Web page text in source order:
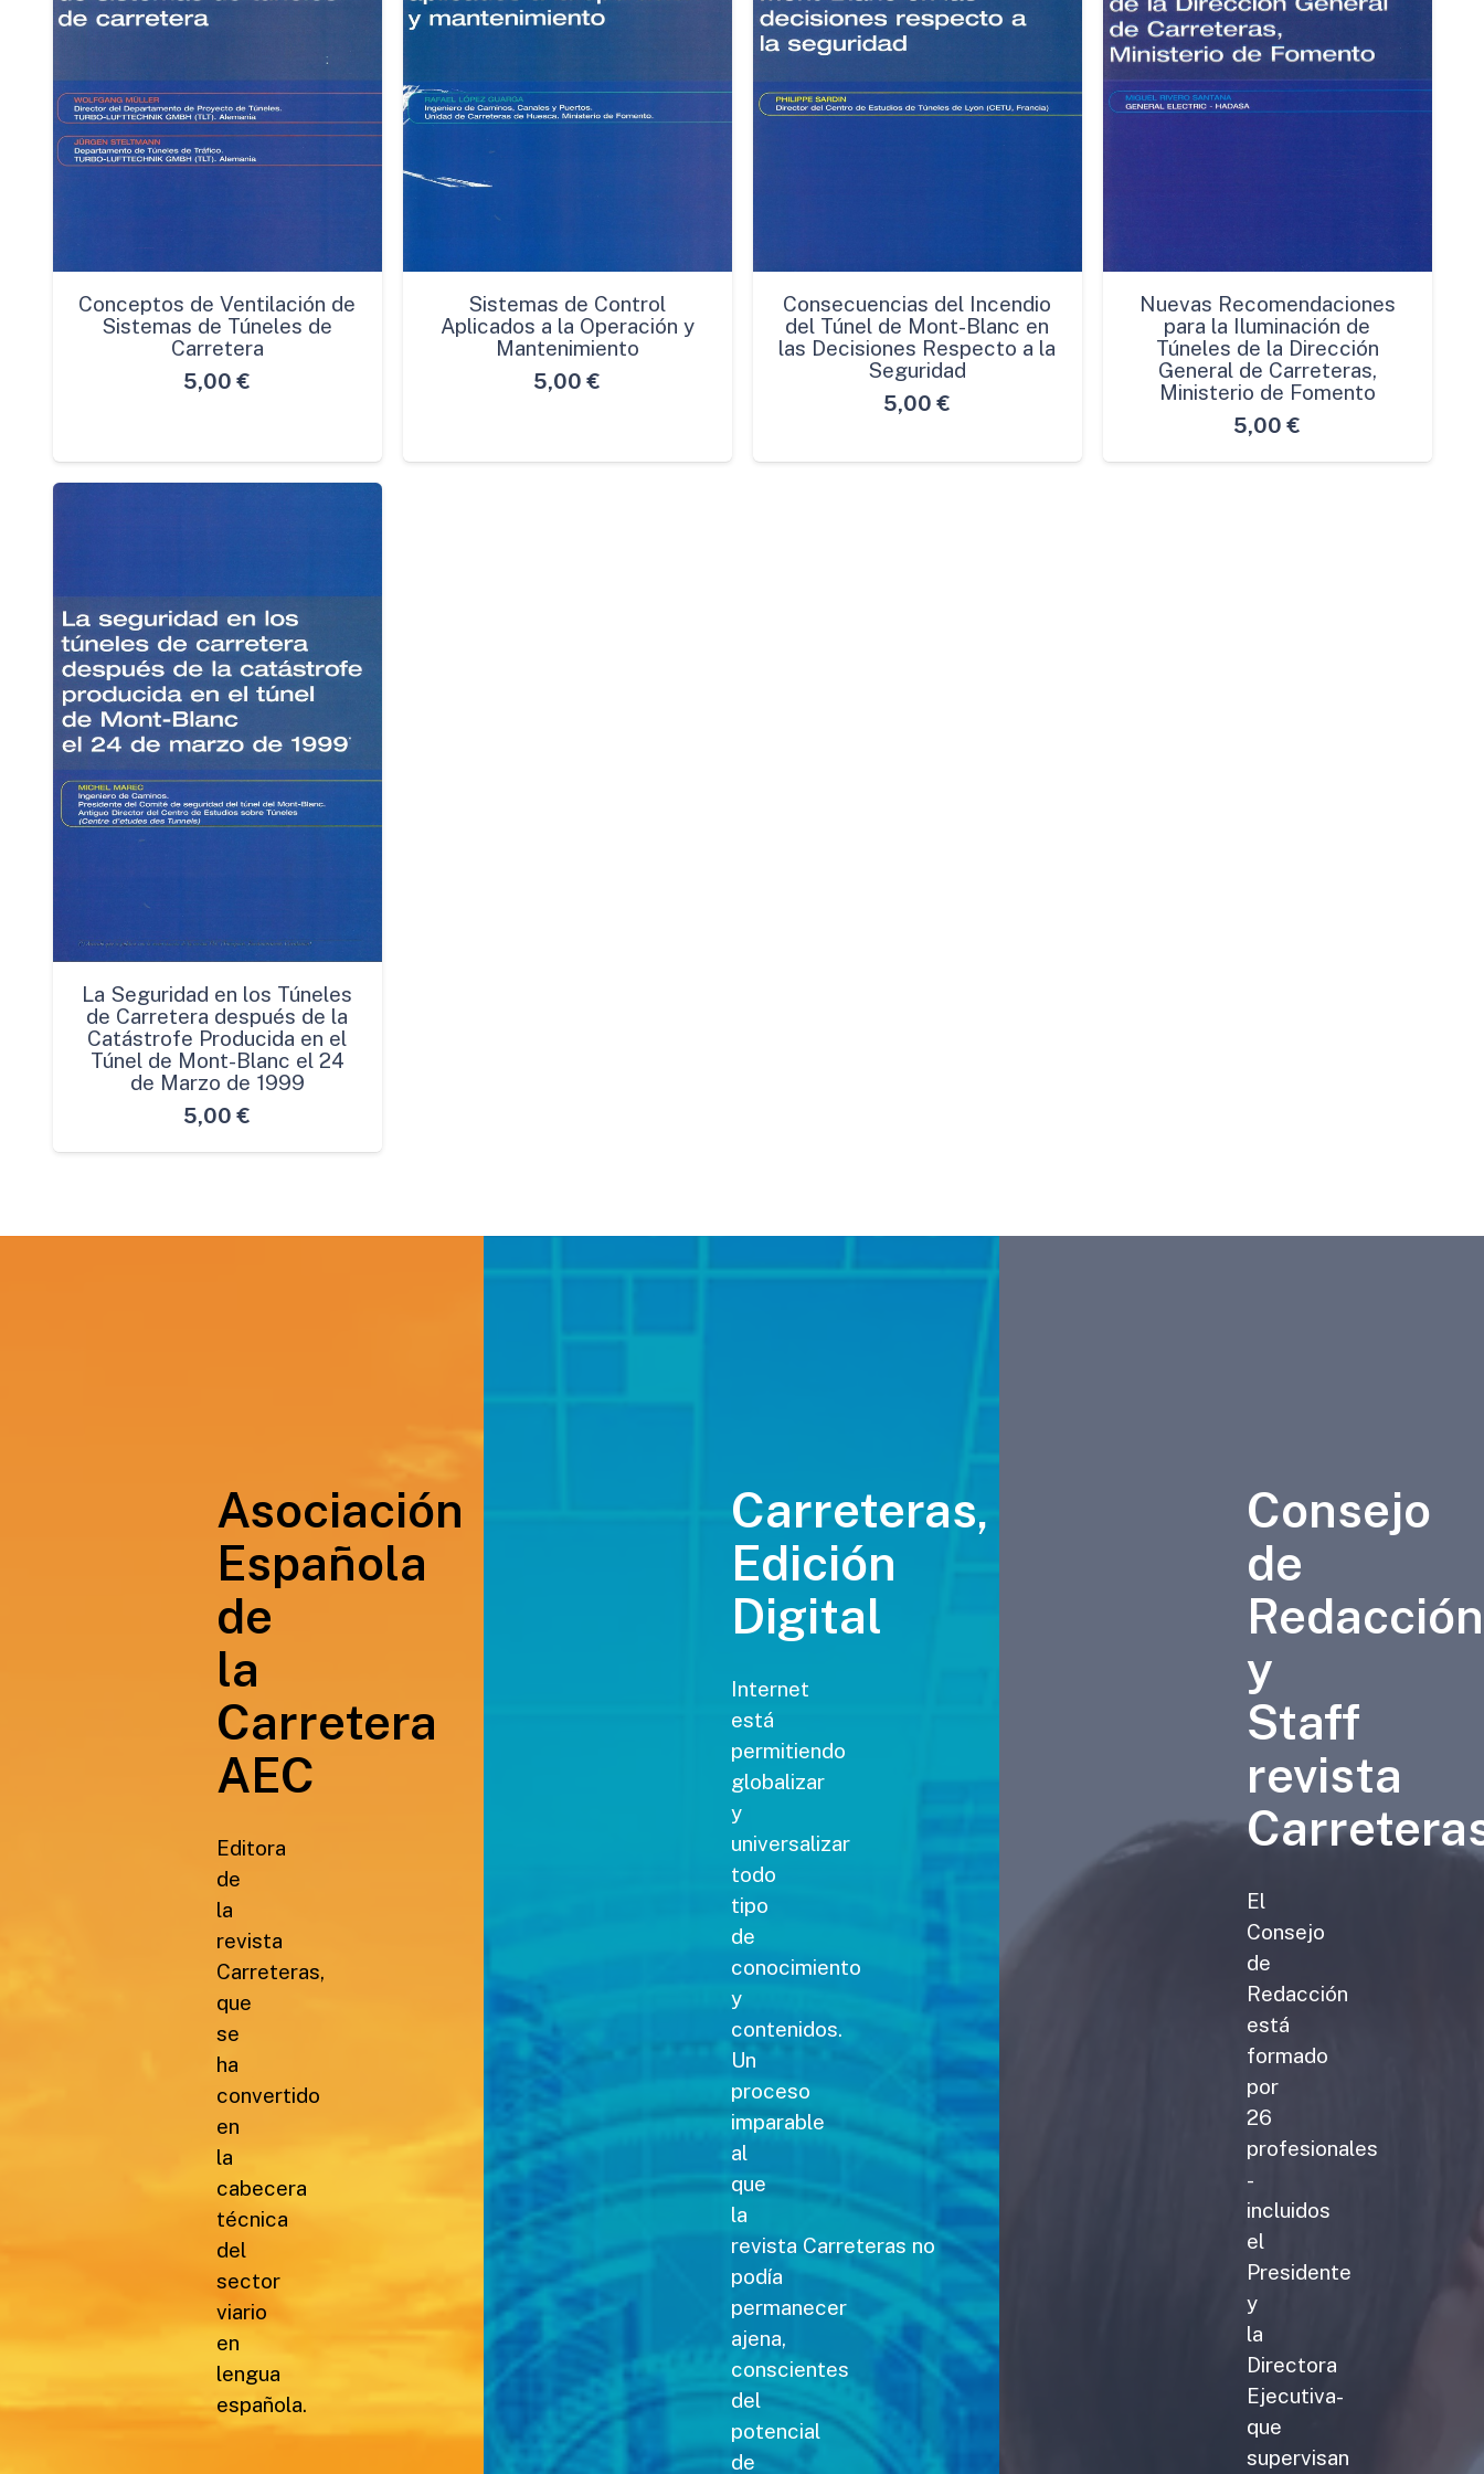
Conceptos de Ventilación de
Sistemas de Túneles de
Carretera
5,00 €
Sistemas de Control
Aplicados a la Operación y
Mantenimiento
5,00 €
Consecuencias del Incendio
del Túnel de Mont-Blanc en
las Decisiones Respecto a la
Seguridad
5,00 €
Nuevas Recomendaciones
para la Iluminación de
Túneles de la Dirección
General de Carreteras,
Ministerio de Fomento
5,00 €
La Seguridad en los Túneles
de Carretera después de la
Catástrofe Producida en el
Túnel de Mont-Blanc el 24
de Marzo de 1999
5,00 €
Asociación
Española
de
la
Carretera
AEC
Editora
de
la
revista
Carreteras,
que
se
ha
convertido
en
la
cabecera
técnica
del
sector
viario
en
lengua
española.
Carreteras,
Edición
Digital
Internet
está
permitiendo
globalizar
y
universalizar
todo
tipo
de
conocimiento
y
contenidos.
Un
proceso
imparable
al
que
la
revista Carreteras no
podía
permanecer
ajena,
conscientes
del
potencial
de
Consejo
de
Redacción
y
Staff
revista
El
Consejo
de
Redacción
está
formado
por
26
profesionales
-
incluidos
el
Presidente
y
la
Directora
Ejecutiva-
que
supervisan